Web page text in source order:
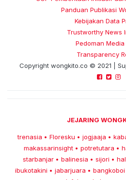
Panduan Publikasi
Kebijakan Data
Trustworthy News
Pedoman Media
Transparency
Copyright wongkito.co © 2021 |
JEJARING
trenasia • Floresku • jogjaaja •
makassarinsight • potretutara •
starbanjar • balinesia • sijori •
ibukotakini • jabarjuara • bangkoboi